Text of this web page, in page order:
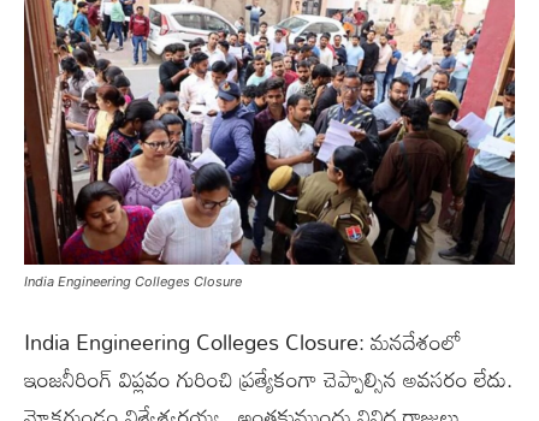
India Engineering Colleges Closure
India Engineering Colleges Closure: మనదేశంలో
ఇంజనీరింగ్ విప్లవం గురించి ప్రత్యేకంగా చెప్పాల్సిన అవసరం లేదు.